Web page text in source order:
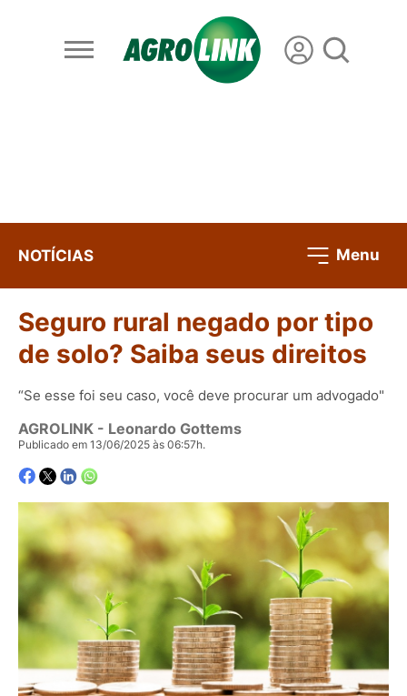
NOTÍCIAS Menu
Seguro rural negado por tipo
de solo? Saiba seus direitos
“Se esse foi seu caso, você deve procurar um advogado"
AGROLINK - Leonardo Gottems
Publicado em 13/06/2025 às 06:57h.